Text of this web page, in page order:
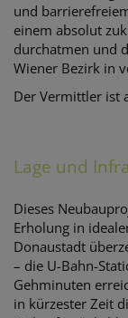
und
einem absolut
durchatmen und
Wiener Bezirk in
Der Vermittler ist
Lage und
Dieses
Erholung in
Donaustadt
– die U-Bahn-
Gehminuten
in kürzester Zeit